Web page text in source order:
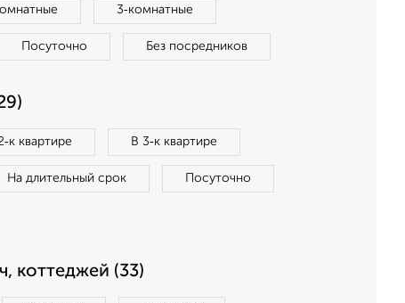
3‑комнатные
Посуточно Без посредников
квартире В 3‑к квартире
На длительный срок Посуточно
коттеджей (33)